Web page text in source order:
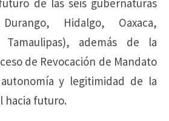
de las seis gubernaturas
Durango, Hidalgo, Oaxaca,
además de la
de Revocación de Mandato
y legitimidad de la
hacia futuro.